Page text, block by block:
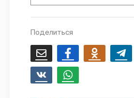
Поделиться